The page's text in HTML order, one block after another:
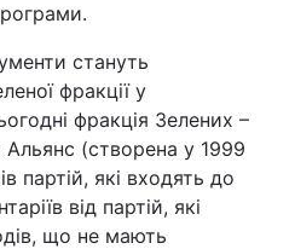
стануть
фракції у
фракція Зелених –
(створена у 1999
партій, які входять до
від партій, які
що не мають